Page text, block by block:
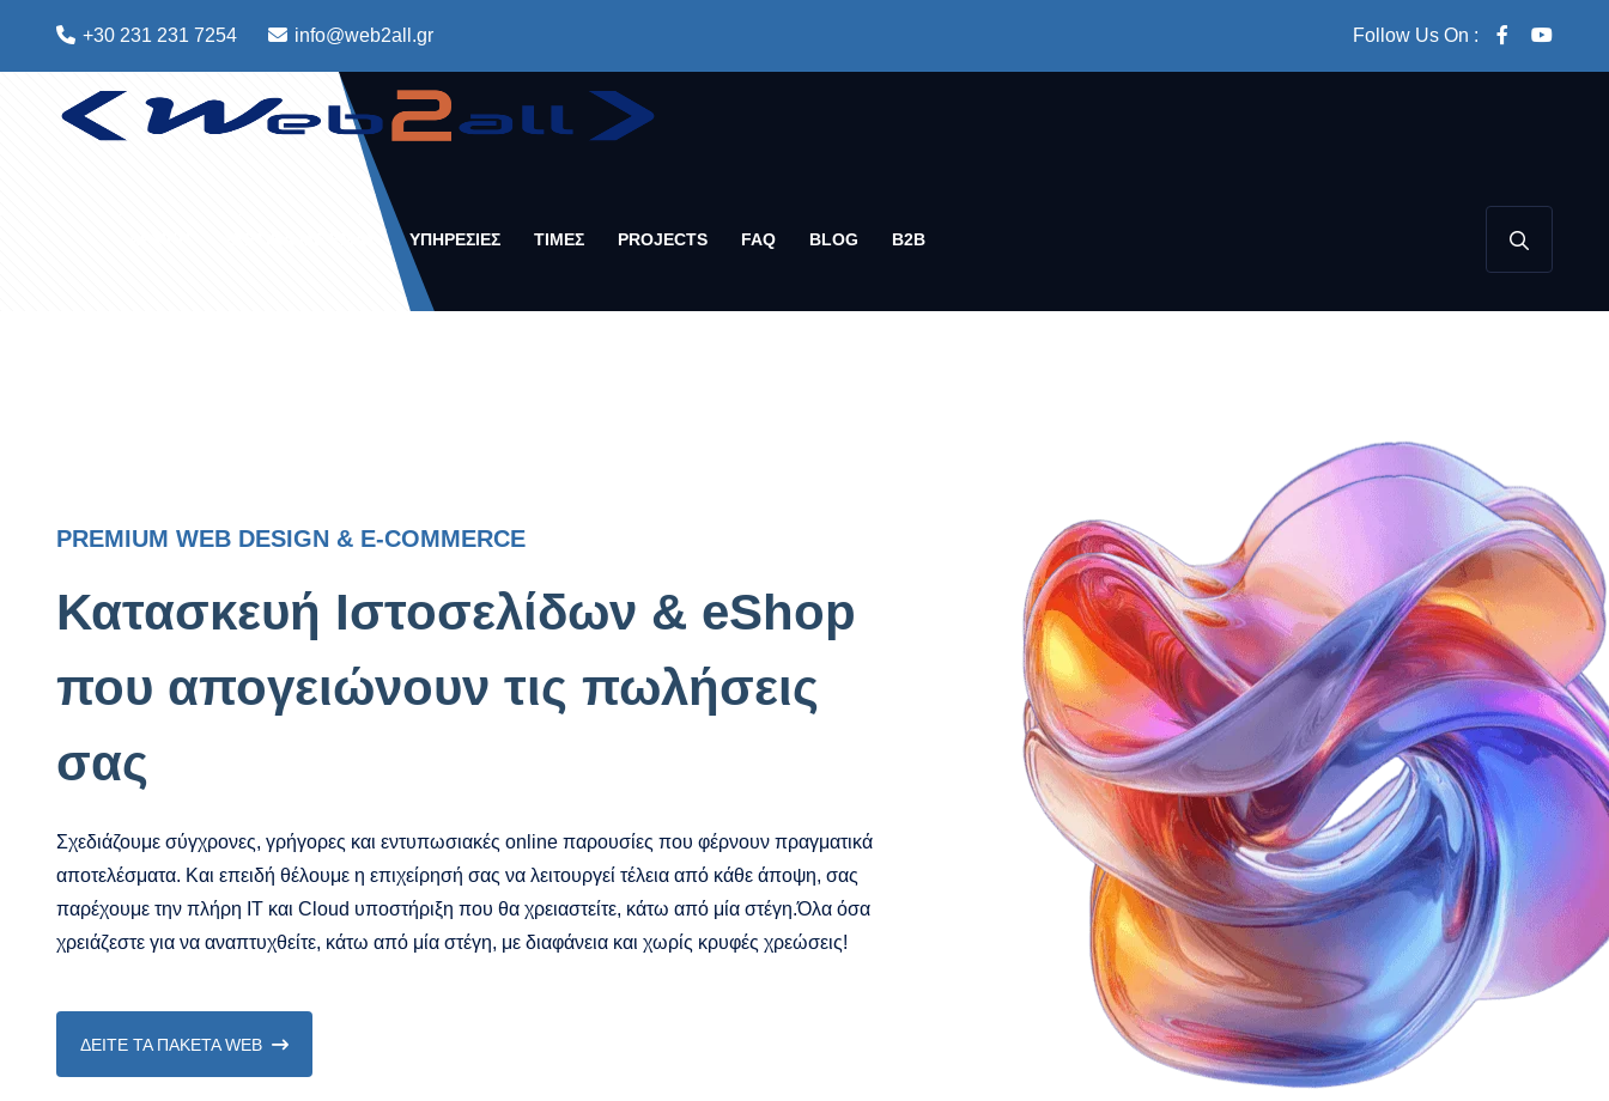
+30 231 231 7254 info@web2all.gr Follow Us On :
ΥΠΗΡΕΣΙΕΣ ΤΙΜΕΣ PROJECTS FAQ BLOG B2B
PREMIUM WEB DESIGN & E-COMMERCE
Κατασκευή Ιστοσελίδων & eShop
που απογειώνουν τις πωλήσεις
σας
Σχεδιάζουμε σύγχρονες, γρήγορες και εντυπωσιακές online παρουσίες που φέρνουν πραγματικά
αποτελέσματα. Και επειδή θέλουμε η επιχείρησή σας να λειτουργεί τέλεια από κάθε άποψη, σας
παρέχουμε την πλήρη IT και Cloud υποστήριξη που θα χρειαστείτε, κάτω από μία στέγη.Όλα όσα
χρειάζεστε για να αναπτυχθείτε, κάτω από μία στέγη, με διαφάνεια και χωρίς κρυφές χρεώσεις!
ΔΕΙΤΕ ΤΑ ΠΑΚΕΤΑ WEB